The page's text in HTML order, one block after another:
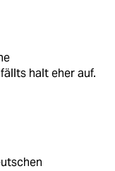
halt eher auf.